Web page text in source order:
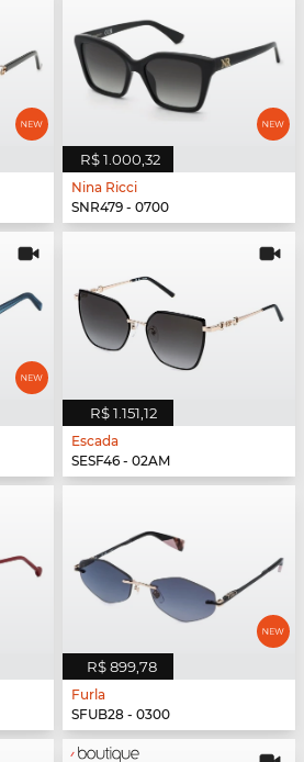
R$ 1.000,32
Nina Ricci
SNR479 - 0700
R$ 1.151,12
Escada
SESF46 - 02AM
R$ 899,78
Furla
SFUB28 - 0300